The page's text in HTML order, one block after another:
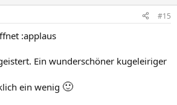
#15
:applaus
Ein wunderschöner kugeleiriger
ein wenig 🙂